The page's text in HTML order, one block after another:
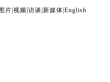
图片 视频 访谈 新媒体 English